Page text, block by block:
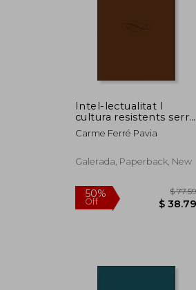
Intel-lectualitat I
cultura resistents serra
d'or
Carme Ferré Pavia
Galerada, Paperback, New